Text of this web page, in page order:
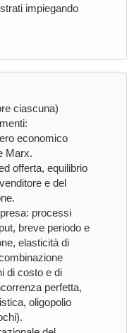
impiegando
ciascuna)
economico
Marx.
offerta, equilibrio
e del
processi
breve periodo e
elasticità di
di costo e di
perfetta,
oligopolio